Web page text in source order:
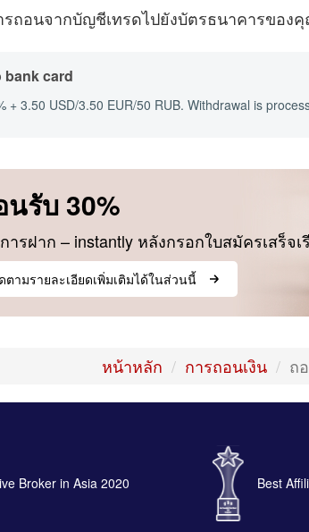
ถอนจากบัญชีเทรดไปยังบัตรธนาคารของ
bank card
+ 3.50 USD/3.50 EUR/50 RUB. Withdrawal is
รับ 30%
รฝาก – instantly หลังกรอกใบสมัครเสร็จเ
ตามรายละเอียดเพิ่มเติมได้ในส่วนนี้
หน้าหลัก การถอนเงิน ถ
Broker in Asia 2020 Best